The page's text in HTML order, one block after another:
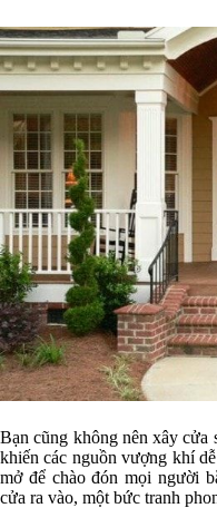
Bạn cũng không nên xây cửa
khiến các nguồn vượng khí
mở để chào đón mọi người
cửa ra vào, một bức tranh